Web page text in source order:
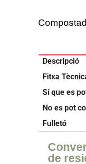
Descripció
Fitxa
Sí que es
No es pot
Fulletó
de